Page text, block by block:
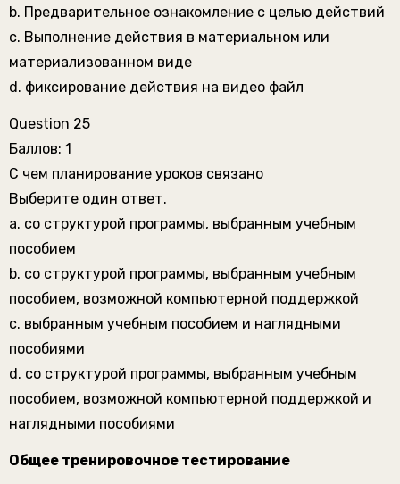
b. Предварительное ознакомление с целью действий
c. Выполнение действия в материальном или
материализованном виде
d. фиксирование действия на видео файл
Question 25
Баллов: 1
С чем планирование уроков связано
Выберите один ответ.
a. со структурой программы, выбранным учебным
пособием
b. со структурой программы, выбранным учебным
пособием, возможной компьютерной поддержкой
c. выбранным учебным пособием и наглядными
пособиями
d. со структурой программы, выбранным учебным
пособием, возможной компьютерной поддержкой и
наглядными пособиями
Общее тренировочное тестирование